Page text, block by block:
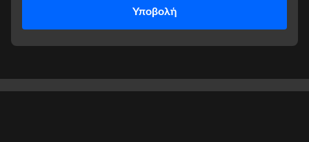
Υποβολή